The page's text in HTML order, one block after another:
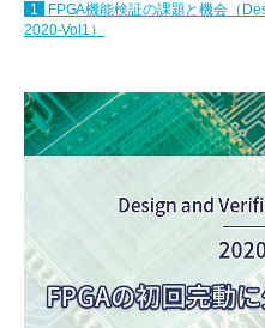
1
FPGA機能検証の課題と機会（
2020-Vol1）